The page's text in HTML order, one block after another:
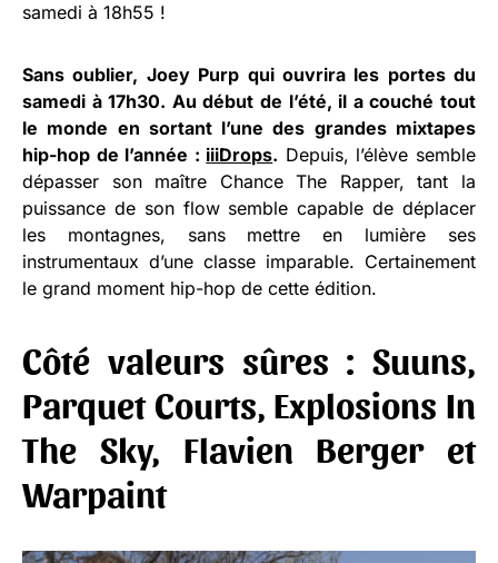
samedi à 18h55 !
Sans oublier, Joey Purp qui ouvrira les portes du
samedi à 17h30. Au début de l’été, il a couché tout
le monde en sortant l’une des grandes mixtapes
hip-hop de l’année : iiiDrops. Depuis, l’élève semble
dépasser son maître Chance The Rapper, tant la
puissance de son flow semble capable de déplacer
les montagnes, sans mettre en lumière ses
instrumentaux d’une classe imparable. Certainement
le grand moment hip-hop de cette édition.
Côté valeurs sûres : Suuns,
Parquet Courts, Explosions In
The Sky, Flavien Berger et
Warpaint